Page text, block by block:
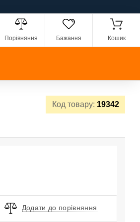
Порівняння Бажання Кошик
Код товару: 19342
Додати до порівняння